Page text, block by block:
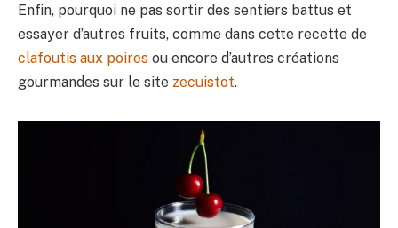
Enfin, pourquoi ne pas sortir des sentiers battus et
essayer d’autres fruits, comme dans cette recette de
clafoutis aux poires ou encore d’autres créations
gourmandes sur le site zecuistot.